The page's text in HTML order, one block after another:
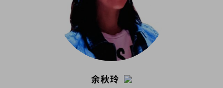
余秋玲